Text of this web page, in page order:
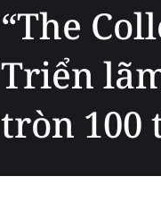
“The
Triển
tròn 100